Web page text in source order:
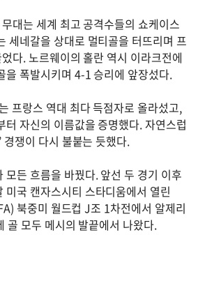
대는 세계 최고 공격수들의 쇼케이스
세네갈을 상대로 멀티골을 터뜨리며 프
다. 노르웨이의 홀란 역시 이라크전에
을 폭발시키며 4-1 승리에 앞장섰다.
프랑스 역대 최다 득점자로 올라섰고,
터 자신의 이름값을 증명했다. 자연스럽
경쟁이 다시 불붙는 듯했다.
모든 흐름을 바꿨다. 앞선 두 경기 이후
미국 캔자스시티 스타디움에서 열린
북중미 월드컵 J조 1차전에서 알제리
골 모두 메시의 발끝에서 나왔다.